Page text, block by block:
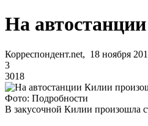
На
Корреспондент.net, 18 ноября
3
3018
Фото: Подробности
В закусочной Килии произошла